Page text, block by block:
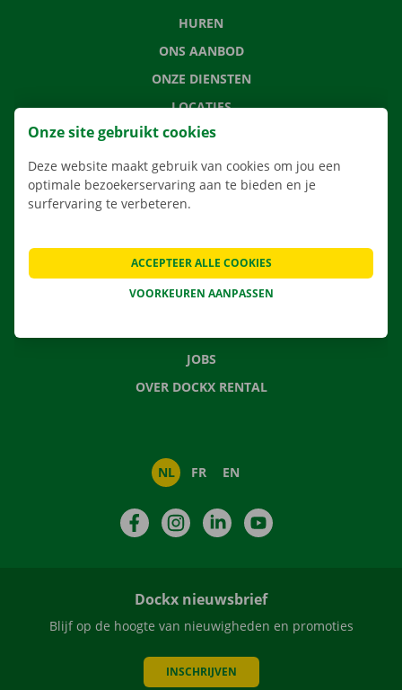
HUREN
ONS AANBOD
ONZE DIENSTEN
LOCATIES
APP
VERHUISOPLOSSINGEN
CONTACTEER ONS
VEELGESTELDE VRAGEN
NIEUWS
JOBS
OVER DOCKX RENTAL
NL FR EN
FacebookInstagramLinkedIn
Dockx nieuwsbrief
Blijf op de hoogte van nieuwigheden en promoties
INSCHRIJVEN
Onze site gebruikt cookies
Deze website maakt gebruik van cookies om jou een
optimale bezoekerservaring aan te bieden en je
surfervaring te verbeteren.
VOORKEUREN AANPASSEN
ACCEPTEER ALLE COOKIES